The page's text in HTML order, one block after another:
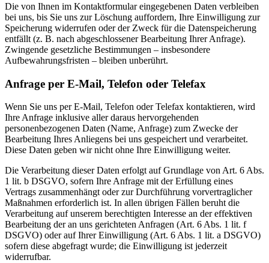
Die von Ihnen im Kontaktformular eingegebenen Daten verbleiben
bei uns, bis Sie uns zur Löschung auffordern, Ihre Einwilligung zur
Speicherung widerrufen oder der Zweck für die Datenspeicherung
entfällt (z. B. nach abgeschlossener Bearbeitung Ihrer Anfrage).
Zwingende gesetzliche Bestimmungen – insbesondere
Aufbewahrungsfristen – bleiben unberührt.
Anfrage per E-Mail, Telefon oder Telefax
Wenn Sie uns per E-Mail, Telefon oder Telefax kontaktieren, wird
Ihre Anfrage inklusive aller daraus hervorgehenden
personenbezogenen Daten (Name, Anfrage) zum Zwecke der
Bearbeitung Ihres Anliegens bei uns gespeichert und verarbeitet.
Diese Daten geben wir nicht ohne Ihre Einwilligung weiter.
Die Verarbeitung dieser Daten erfolgt auf Grundlage von Art. 6 Abs.
1 lit. b DSGVO, sofern Ihre Anfrage mit der Erfüllung eines
Vertrags zusammenhängt oder zur Durchführung vorvertraglicher
Maßnahmen erforderlich ist. In allen übrigen Fällen beruht die
Verarbeitung auf unserem berechtigten Interesse an der effektiven
Bearbeitung der an uns gerichteten Anfragen (Art. 6 Abs. 1 lit. f
DSGVO) oder auf Ihrer Einwilligung (Art. 6 Abs. 1 lit. a DSGVO)
sofern diese abgefragt wurde; die Einwilligung ist jederzeit
widerrufbar.